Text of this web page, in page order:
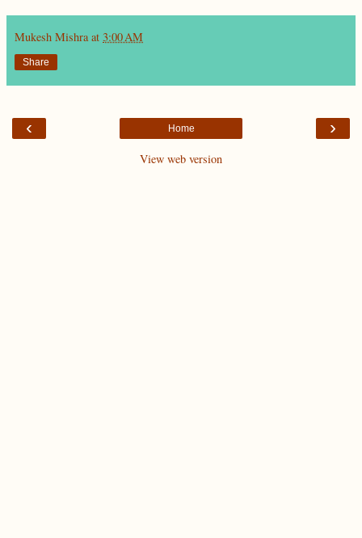
Mukesh Mishra at 3:00 AM
Share
‹ ›
Home
View web version